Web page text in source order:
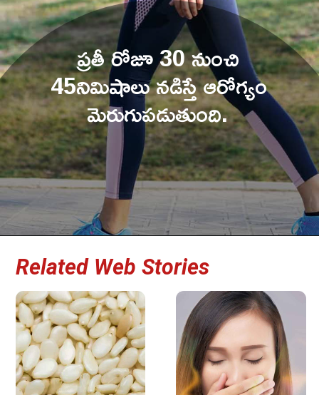
ప్రతీ రోజూ 30 నుంచి
45నిమిషాలు నడిస్తే ఆరోగ్యం
మెరుగుపడుతుంది.
Related Web Stories